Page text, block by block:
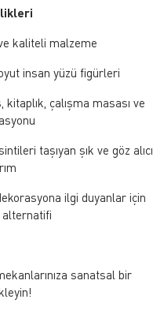
ve kaliteli malzeme
insan yüzü figürleri
kitaplık, çalışma masası ve
taşıyan şık ve göz alıcı
ilgi duyanlar için
alternatifi
sanatsal bir